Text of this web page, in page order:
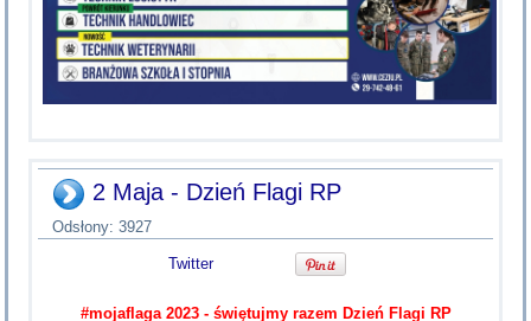
2 Maja - Dzień Flagi RP
Odsłony: 3927
Twitter
#mojaflaga 2023 - świętujmy razem Dzień Flagi RP